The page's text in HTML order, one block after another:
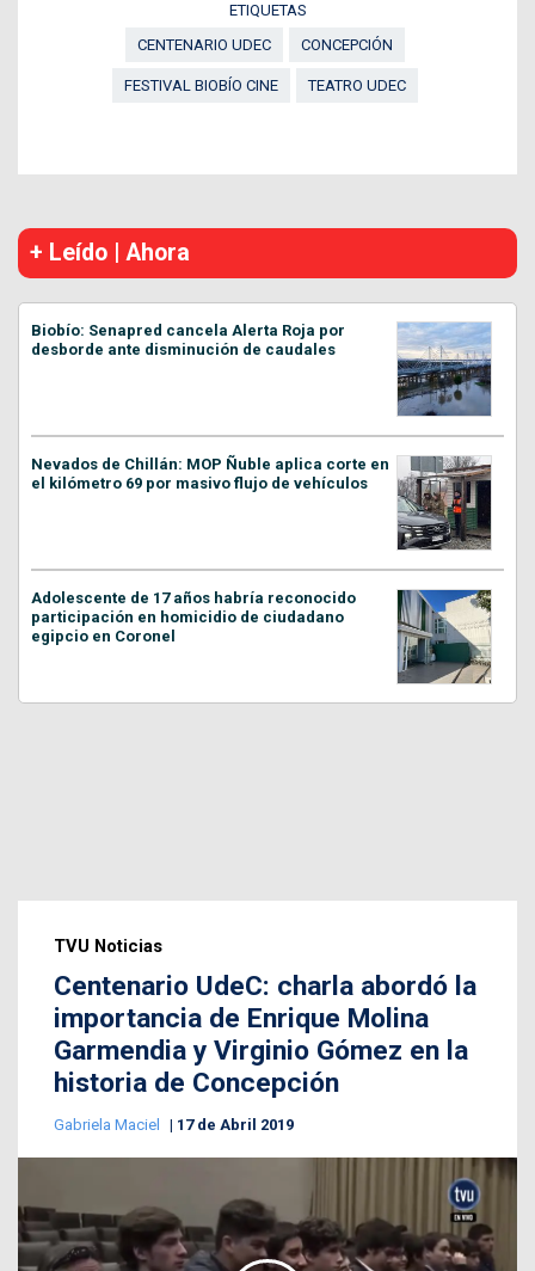
ETIQUETAS
CENTENARIO UDEC
CONCEPCIÓN
FESTIVAL BIOBÍO CINE TEATRO UDEC
+ Leído | Ahora
Biobío: Senapred cancela Alerta Roja por
desborde ante disminución de caudales
Nevados de Chillán: MOP Ñuble aplica corte en
el kilómetro 69 por masivo flujo de vehículos
Adolescente de 17 años habría reconocido
participación en homicidio de ciudadano
egipcio en Coronel
TVU Noticias
Centenario UdeC: charla abordó la
importancia de Enrique Molina
Garmendia y Virginio Gómez en la
historia de Concepción
Gabriela Maciel 17 de Abril 2019